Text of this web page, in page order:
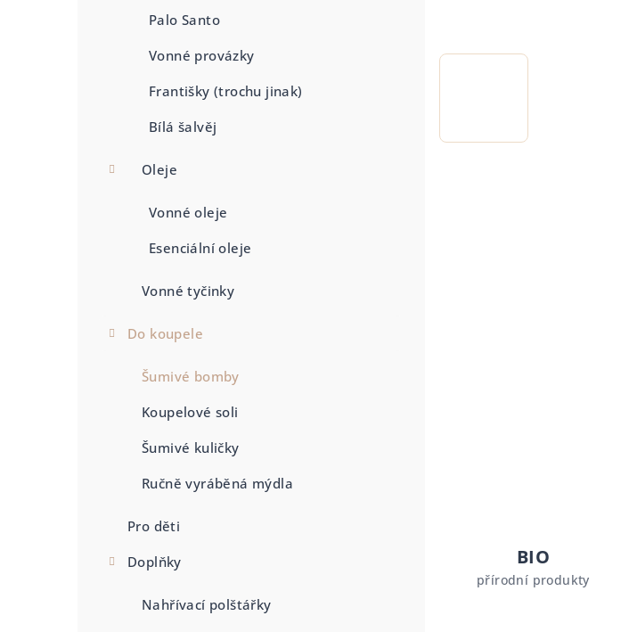
Palo Santo
Vonné provázky
Františky (trochu jinak)
Bílá šalvěj
Oleje
Vonné oleje
Esenciální oleje
Vonné tyčinky
Do koupele
Šumivé bomby
Koupelové soli
Šumivé kuličky
Ručně vyráběná mýdla
Pro děti
Doplňky
Nahřívací polštářky
BIO
přírodní produkty